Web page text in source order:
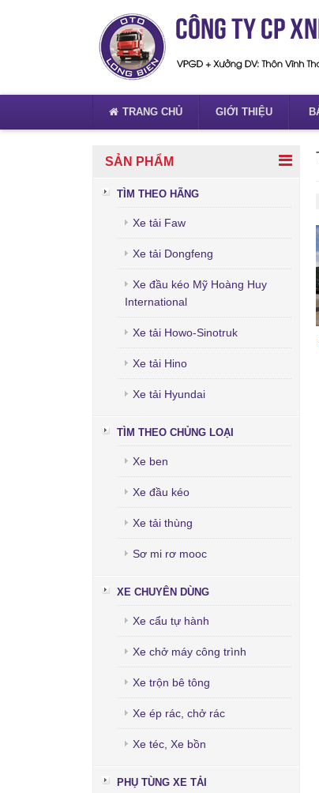
TRANG CHỦ GIỚI THIỆU
SẢN PHẨM
TÌM THEO HÃNG
Xe tải Faw
Xe tải Dongfeng
Xe đầu kéo Mỹ Hoàng Huy
International
Xe tải Howo-Sinotruk
Xe tải Hino
Xe tải Hyundai
TÌM THEO CHỦNG LOẠI
Xe ben
Xe đầu kéo
Xe tải thùng
Sơ mi rơ mooc
XE CHUYÊN DÙNG
Xe cẩu tự hành
Xe chở máy công trình
Xe trộn bê tông
Xe ép rác, chở rác
Xe téc, Xe bồn
PHỤ TÙNG XE TẢI